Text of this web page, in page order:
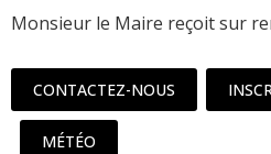
Monsieur le Maire reçoit sur
CONTACTEZ-NOUS
MÉTÉO